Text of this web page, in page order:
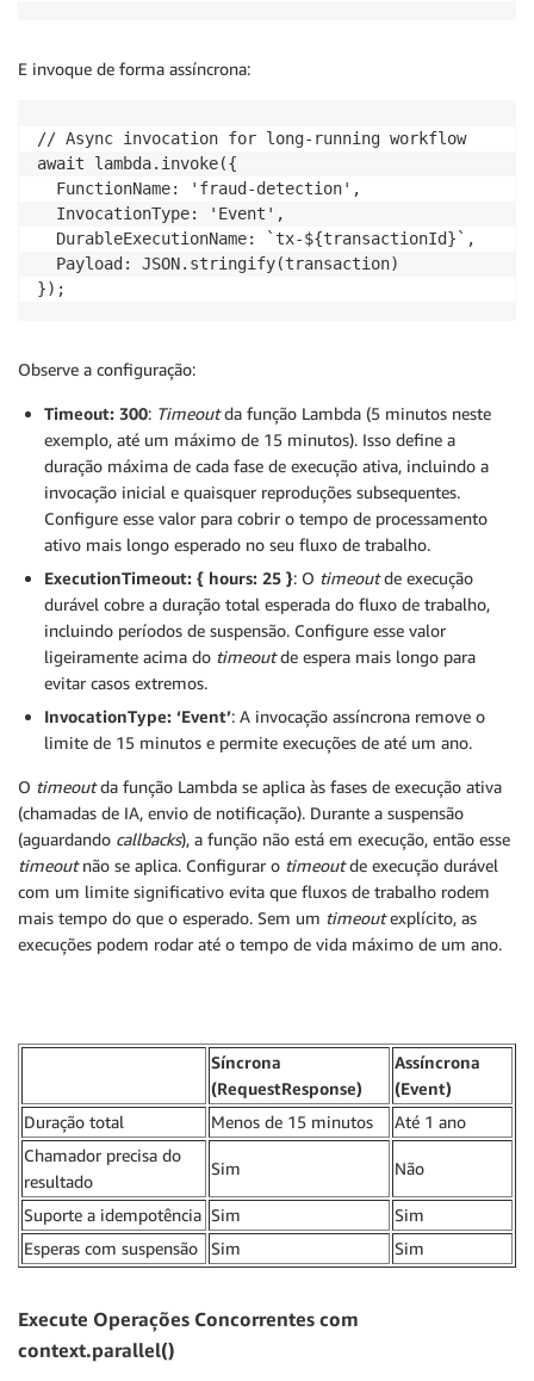
E invoque de forma assíncrona:
// Async invocation for long-running workflow
await lambda.invoke({
  FunctionName: 'fraud-detection',
  InvocationType: 'Event',
  DurableExecutionName: `tx-${transactionId}`,
  Payload: JSON.stringify(transaction)
});
Observe a configuração:
Timeout: 300: Timeoutda função Lambda (5 minutos neste
exemplo, até um máximo de 15 minutos). Isso define a
duração máxima de cada fase de execução ativa, incluindo a
invocação inicial e quaisquer reproduções subsequentes.
Configure esse valor para cobrir o tempo de processamento
ativo mais longo esperado no seu fluxo de trabalho.
ExecutionTimeout: { hours: 25 }: O timeoutde execução
durável cobre a duração total esperada do fluxo de trabalho,
incluindo períodos de suspensão. Configure esse valor
ligeiramente acima do timeoutde espera mais longo para
evitar casos extremos.
InvocationType: ‘Event’: A invocação assíncrona remove o
limite de 15 minutos e permite execuções de até um ano.
O timeoutda função Lambda se aplica às fases de execução ativa
(chamadas de IA, envio de notificação). Durante a suspensão
(aguardando callbacks), a função não está em execução, então esse
timeoutnão se aplica. Configurar o timeoutde execução durável
com um limite significativo evita que fluxos de trabalho rodem
mais tempo do que o esperado. Sem um timeoutexplícito, as
execuções podem rodar até o tempo de vida máximo de um ano.
Síncrona
(RequestResponse)
Assíncrona
(Event)
Duração total
Menos de 15 minutos
Até 1 ano
Chamador precisa do
resultado
Sim Não
Suporte a idempotência Sim
Sim
Esperas com suspensão
Sim Sim
Execute Operações Concorrentes com
context.parallel()